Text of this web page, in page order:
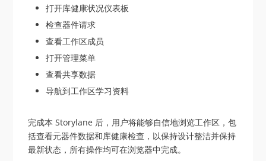
打开库健康状况仪表板
检查器件请求
查看工作区成员
打开管理菜单
查看共享数据
导航到工作区学习资料
完成本 Storylane 后，用户将能够自信地浏览工作区，包
括查看元器件数据和库健康检查，以保持设计整洁并保持
最新状态，所有操作均可在浏览器中完成。